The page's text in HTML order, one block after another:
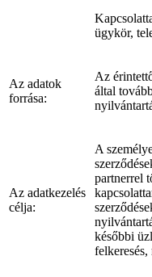
ügykör,
Az adatok
forrása:
Az
által
Az adatkezelés
célja:
A
partnerrel
későbbi